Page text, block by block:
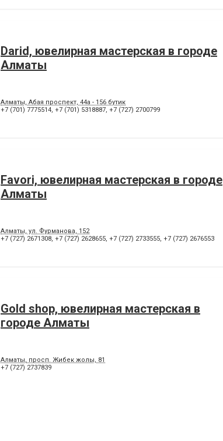
Darid, ювелирная мастерская в городе
Алматы
Алматы, Абая проспект, 44а - 156 бутик
+7 (701) 7775514, +7 (701) 5318887, +7 (727) 2700799
Favori, ювелирная мастерская в городе
Алматы
Алматы, ул. Фурманова, 152
+7 (727) 2671308, +7 (727) 2628655, +7 (727) 2733555, +7 (727) 2676553
Gold shop, ювелирная мастерская в
городе Алматы
Алматы, просп. Жибек жолы, 81
+7 (727) 2737839